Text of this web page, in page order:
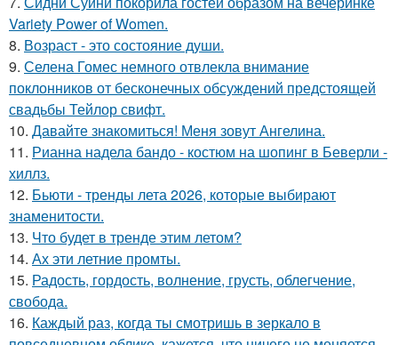
Variety Power of Women.
8. Возраст - это состояние души.
9. Селена Гомес немного отвлекла внимание
поклонников от бесконечных обсуждений предстоящей
свадьбы Тейлор свифт.
10. Давайте знакомиться! Меня зовут Ангелина.
11. Рианна надела бандо - костюм на шопинг в Беверли -
хиллз.
12. Бьюти - тренды лета 2026, которые выбирают
знаменитости.
13. Что будет в тренде этим летом?
14. Ах эти летние промты.
15. Радость, гордость, волнение, грусть, облегчение,
свобода.
16. Каждый раз, когда ты смотришь в зеркало в